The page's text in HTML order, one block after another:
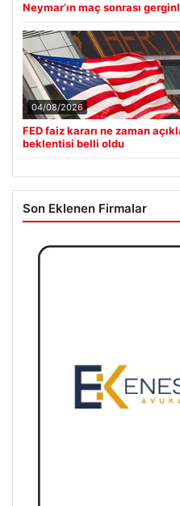
Neymar’ın maç sonrası
04/08/2026
FED faiz kararı ne zaman
beklentisi belli oldu
Son Eklenen Firmalar